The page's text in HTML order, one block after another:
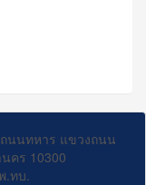
นนทหาร แขวงถนน
คร 10300
.ทบ.